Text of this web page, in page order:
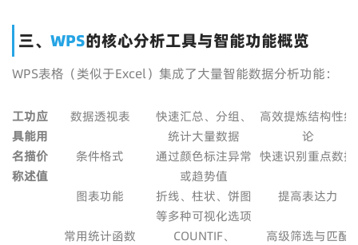
三、 WPS的核心分析工具与智能功能概览
WPS表格（类似于Excel）集成了大量智能数据分析功能：
工
具
名
称
功
能
描
述
应
用
价
值
数据透视表
快速汇总、分组、
统计大量数据
高效提炼结构性结
论
条件格式
通过颜色标注异常
或趋势值
快速识别重点数据
图表功能
折线、柱状、饼图
等多种可视化选项
提高表达力
常用统计函数
COUNTIF、
高级筛选与匹配